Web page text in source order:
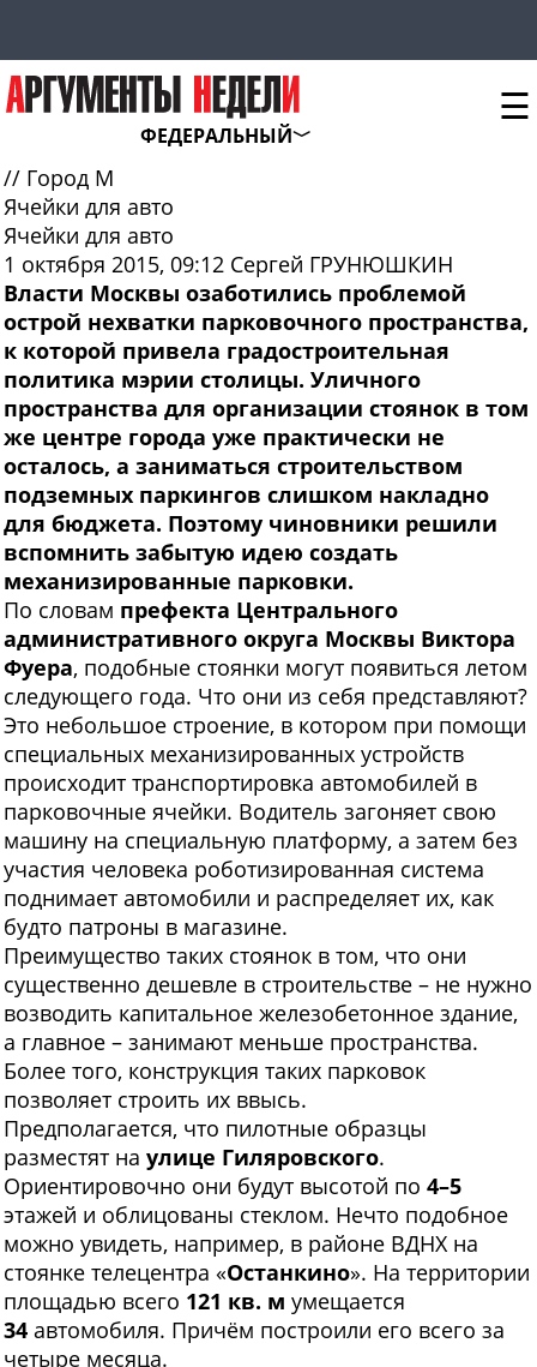
ФЕДЕРАЛЬНЫЙ
☰
// Город М
Ячейки для авто
Ячейки для авто
1 октября 2015, 09:12 Сергей ГРУНЮШКИН
Власти Москвы озаботились проблемой
острой нехватки парковочного пространства,
к которой привела градостроительная
политика мэрии столицы. Уличного
пространства для организации стоянок в том
же центре города уже практически не
осталось, а заниматься строительством
подземных паркингов слишком накладно
для бюджета. Поэтому чиновники решили
вспомнить забытую идею создать
механизированные парковки.
По словам префекта Центрального
административного округа Москвы Виктора
Фуера, подобные стоянки могут появиться летом
следующего года. Что они из себя представляют?
Это небольшое строение, в котором при помощи
специальных механизированных устройств
происходит транспортировка автомобилей в
парковочные ячейки. Водитель загоняет свою
машину на специальную платформу, а затем без
участия человека роботизированная система
поднимает автомобили и распределяет их, как
будто патроны в магазине.
Преимущество таких стоянок в том, что они
существенно дешевле в строительстве – не нужно
возводить капитальное железобетонное здание,
а главное – занимают меньше пространства.
Более того, конструкция таких парковок
позволяет строить их ввысь.
Предполагается, что пилотные образцы
разместят на улице Гиляровского.
Ориентировочно они будут высотой по 4–5
этажей и облицованы стеклом. Нечто подобное
можно увидеть, например, в районе ВДНХ на
стоянке телецентра «Останкино». На территории
площадью всего 121 кв. м умещается
34 автомобиля. Причём построили его всего за
четыре месяца.